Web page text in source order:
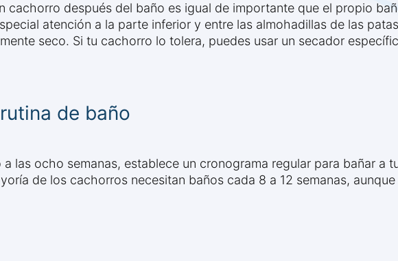
cachorro después del baño es igual de importante que el propio
atención a la parte inferior y entre las almohadillas de las
seco. Si tu cachorro lo tolera, puedes usar un secador
de baño
a las ocho semanas, establece un cronograma regular para bañar a
de los cachorros necesitan baños cada 8 a 12 semanas,